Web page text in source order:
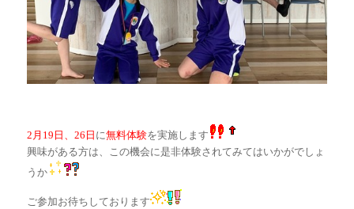
2月19日、26日 に無料体験を実施します
興味がある方は、この機会に是非体験されてみてはいかがでしょ
うか
ご参加お待ちしております